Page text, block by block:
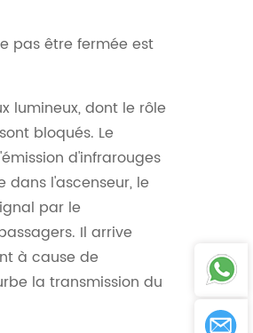
pas être fermée est
lumineux, dont le rôle
bloqués. Le
d'infrarouges
dans l'ascenseur, le
par le
Il arrive
à cause de
la transmission du